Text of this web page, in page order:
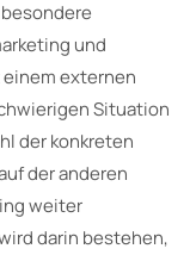
und
externen
Situation
der konkreten
der anderen
weiter
darin bestehen,